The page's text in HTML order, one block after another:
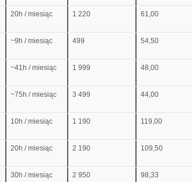
20h / miesiąc 1 220 61,00
~9h / miesiąc 499 54,50
~41h / miesiąc 1 999 48,00
~75h / miesiąc 3 499 44,00
10h / miesiąc 1 190 119,00
20h / miesiąc 2 190 109,50
30h / miesiąc 2 950 98,33